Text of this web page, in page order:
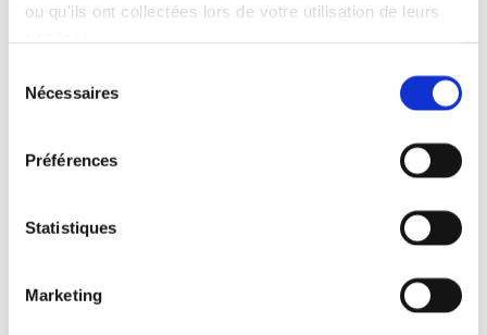
ou qu'ils ont collectées lors de votre utilisation de leurs
Nécessaires
Préférences
Statistiques
Marketing